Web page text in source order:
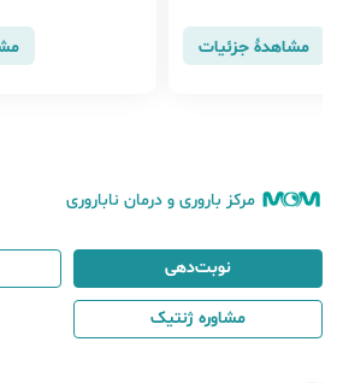
این ماده م
بقا بقیه جنین‌ها حذف یکی از آن‌ها
شنهاد دهد.
مشاهدهٔ
مرکز باروری و درمان ناباروری
نوبت‌دهی
مشاوره ژنتیک